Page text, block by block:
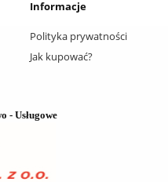
Informacje
Polityka prywatności
Jak kupować?
- Usługowe